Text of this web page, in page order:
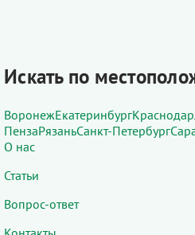
Искать по
ВоронежЕкатеринбургКраснодар
ПензаРязаньСанкт-Петербург
О нас
Статьи
Вопрос-ответ